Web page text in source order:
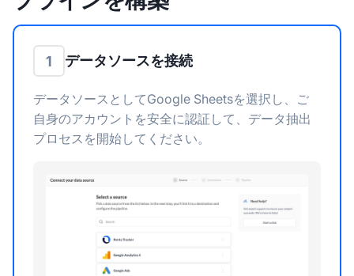
1 データソースを接続
データソースとしてGoogle Sheetsを選択し、ご
自身のアカウントを安全に認証して、データ抽出
プロセスを開始してください。